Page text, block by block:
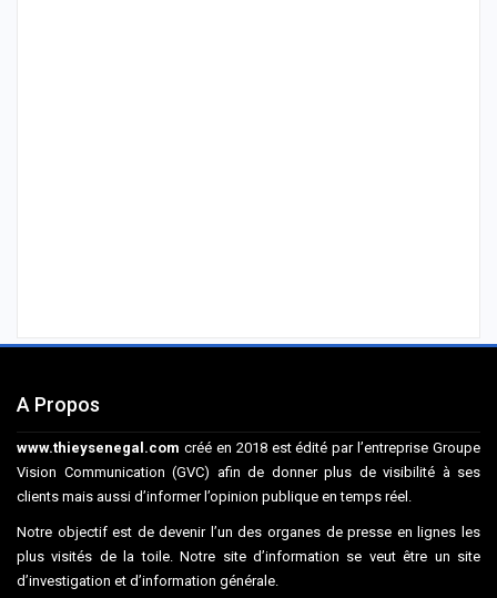
A Propos
www.thieysenegal.com créé en 2018 est édité par l’entreprise Groupe
Vision Communication (GVC) afin de donner plus de visibilité à ses
clients mais aussi d’informer l’opinion publique en temps réel.
Notre objectif est de devenir l’un des organes de presse en lignes les
plus visités de la toile. Notre site d’information se veut être un site
d’investigation et d’information générale.